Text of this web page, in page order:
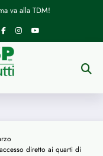
va alla TDM!
diretto ai quarti di